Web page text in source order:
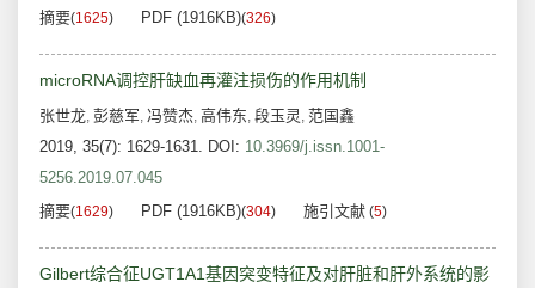
摘要(1625) PDF (1916KB)(326)
microRNA调控肝缺血再灌注损伤的作用机制
张世龙, 彭慈军, 冯赞杰, 高伟东, 段玉灵 , 范国鑫
2019, 35(7): 1629-1631. DOI: 10.3969/j.issn.1001-
5256.2019.07.045
摘要(1629) PDF (1916KB)(304) 施引文献 (5)
Gilbert综合征UGT1A1基因突变特征及对肝脏和肝外系统的影